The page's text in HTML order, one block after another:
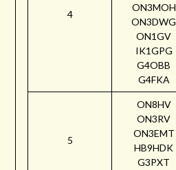
4
ON3MOH
ON3DWG
ON1GV
IK1GPG
G4OBB
G4FKA
5
ON8HV
ON3RV
ON3EMT
HB9HDK
G3PXT